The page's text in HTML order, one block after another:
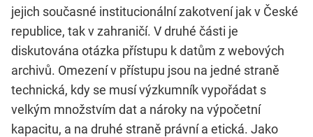
jejich současné institucionální zakotvení jak v České
republice, tak v zahraničí. V druhé části je
diskutována otázka přístupu k datům z webových
archivů. Omezení v přístupu jsou na jedné straně
technická, kdy se musí výzkumník vypořádat s
velkým množstvím dat a nároky na výpočetní
kapacitu, a na druhé straně právní a etická. Jako